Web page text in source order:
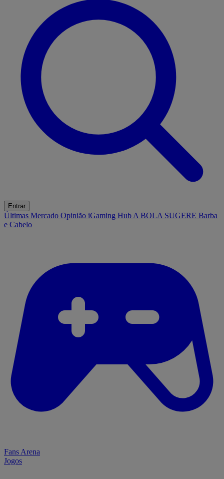
Entrar
Últimas Mercado Opinião iGaming Hub A BOLA SUGERE Barba
e Cabelo
Fans Arena
Jogos